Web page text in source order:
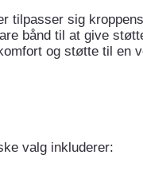
tilpasser sig
bånd til at give
og støtte til en
valg inkluderer: